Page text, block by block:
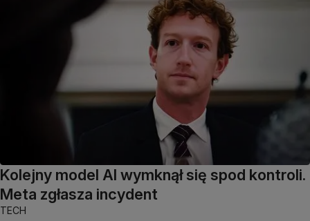
Kolejny model AI wymknął się spod kontroli.
Meta zgłasza incydent
TECH